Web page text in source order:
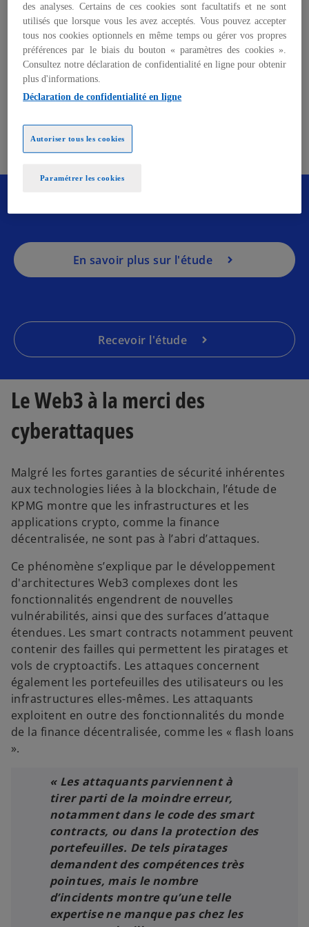
dollars pendant le premier semestre 2022
- Ce montant correspond à une hausse de
692% des montants dérobés via des
piratages par rapport au premier semestre
2021
- Face à cette menace croissante, KPMG ne
capables de réaliser des audits de sécurité
crypto dans le monde aujourd’hui.
En savoir plus sur l'étude
Recevoir l'étude
r
a
n
u
g
l
e
t
Le Web3 à la merci des
cyberattaques
Malgré les fortes garanties de sécurité inhérentes
aux technologies liées à la blockchain, l’étude de
KPMG montre que les infrastructures et les
applications crypto, comme la finance
décentralisée, ne sont pas à l’abri d’attaques.
Ce phénomène s’explique par le développement
d'architectures Web3 complexes dont les
fonctionnalités engendrent de nouvelles
vulnérabilités, ainsi que des surfaces d’attaque
étendues. Les smart contracts notamment peuvent
contenir des failles qui permettent les piratages et
vols de cryptoactifs. Les attaques concernent
également les portefeuilles des utilisateurs ou les
infrastructures elles-mêmes. Les attaquants
exploitent en outre des fonctionnalités du monde
de la finance décentralisée, comme les « flash loans
».
« Les attaquants parviennent à
tirer parti de la moindre erreur,
notamment dans le code des smart
contracts, ou dans la protection des
portefeuilles. De tels piratages
demandent des compétences très
pointues, mais le nombre
d’incidents montre qu’une telle
expertise ne manque pas chez les
des analyses. Certains de ces cookies sont facultatifs et ne sont
utilisés que lorsque vous les avez acceptés. Vous pouvez accepter
tous nos cookies optionnels en même temps ou gérer vos propres
préférences par le biais du bouton « paramètres des cookies ».
Consultez notre déclaration de confidentialité en ligne pour obtenir
plus d'informations.
Déclaration de confidentialité en ligne
Paramétrer les cookies
Autoriser tous les cookies